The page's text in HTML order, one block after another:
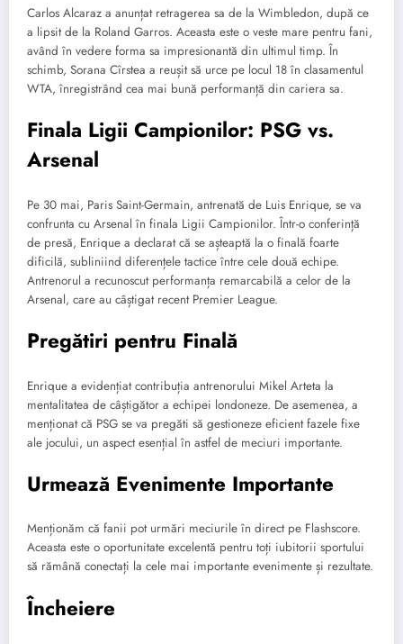
Carlos Alcaraz a anunțat retragerea sa de la Wimbledon, după ce
a lipsit de la Roland Garros. Aceasta este o veste mare pentru fani,
având în vedere forma sa impresionantă din ultimul timp. În
schimb, Sorana Cîrstea a reușit să urce pe locul 18 în clasamentul
WTA, înregistrând cea mai bună performanță din cariera sa.
Finala Ligii Campionilor: PSG vs.
Arsenal
Pe 30 mai, Paris Saint-Germain, antrenată de Luis Enrique, se va
confrunta cu Arsenal în finala Ligii Campionilor. Într-o conferință
de presă, Enrique a declarat că se așteaptă la o finală foarte
dificilă, subliniind diferențele tactice între cele două echipe.
Antrenorul a recunoscut performanța remarcabilă a celor de la
Arsenal, care au câștigat recent Premier League.
Pregătiri pentru Finală
Enrique a evidențiat contribuția antrenorului Mikel Arteta la
mentalitatea de câștigător a echipei londoneze. De asemenea, a
menționat că PSG se va pregăti să gestioneze eficient fazele fixe
ale jocului, un aspect esențial în astfel de meciuri importante.
Urmează Evenimente Importante
Menționăm că fanii pot urmări meciurile în direct pe Flashscore.
Aceasta este o oportunitate excelentă pentru toți iubitorii sportului
să rămână conectați la cele mai importante evenimente și rezultate.
Încheiere